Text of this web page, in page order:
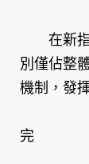
在新指
別僅佔整
機制，發
完